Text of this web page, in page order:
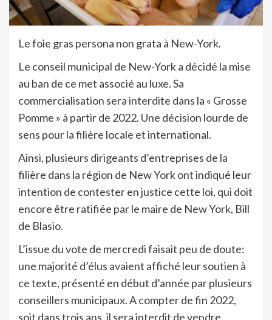
Le foie gras persona non grata à New-York.
Le conseil municipal de New-York a décidé la mise
au ban de ce met associé au luxe. Sa
commercialisation sera interdite dans la « Grosse
Pomme » à partir de 2022. Une décision lourde de
sens pour la filière locale et international.
Ainsi, plusieurs dirigeants d’entreprises de la
filière dans la région de New York ont indiqué leur
intention de contester en justice cette loi, qui doit
encore être ratifiée par le maire de New York, Bill
de Blasio.
L’issue du vote de mercredi faisait peu de doute:
une majorité d’élus avaient affiché leur soutien à
ce texte, présenté en début d’année par plusieurs
conseillers municipaux. A compter de fin 2022,
soit dans trois ans, il sera interdit de vendre